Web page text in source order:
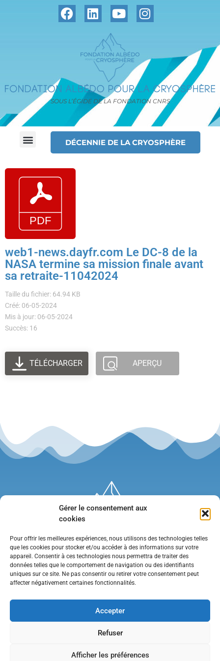
Gérer le consentement aux
cookies
Pour offrir les meilleures expériences, nous utilisons des technologies telles
que les cookies pour stocker et/ou accéder à des informations sur votre
appareil. Consentir à ces technologies nous permettra de traiter des
données telles que le comportement de navigation ou des identifiants
uniques sur ce site. Ne pas consentir ou retirer votre consentement peut
affecter négativement certaines fonctionnalités.
Accepter
Refuser
Afficher les préférences
SOUS L’ÉGIDE DE LA FONDATION CNRS
DÉCENNIE DE LA CRYOSPHÈRE
web1-news.dayfr.com Le DC-8 de la
NASA termine sa mission finale avant
sa retraite-11042024
Taille du fichier: 64.94 KB
Créé: 06-05-2024
Mis à jour: 06-05-2024
Succès: 16
TÉLÉCHARGER APERÇU
•Contact